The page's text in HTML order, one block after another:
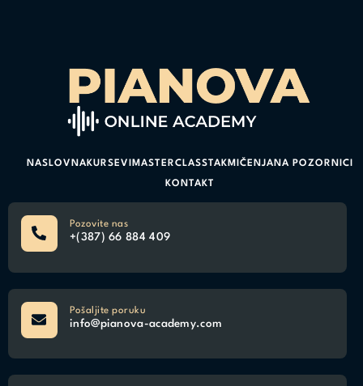
Pozovite nas
+(387) 66 884 409
Pošaljite poruku
info@pianova-academy.com
NASLOVNA KURSEVI MASTERCLASS TAKMIČENJA NA POZORNICI
KONTAKT